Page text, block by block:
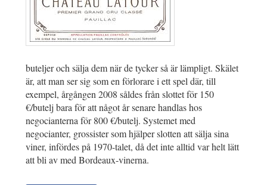
buteljer och sälja dem när de tycker så är lämpligt. Skälet
är, att man ser sig som en förlorare i ett spel där, till
exempel, årgången 2008 såldes från slottet för 150
€/butelj bara för att något år senare handlas hos
negocianterna för 800 €/butelj. Systemet med
negocianter, grossister som hjälper slotten att sälja sina
viner, infördes på 1970-talet, då det inte alltid var helt lätt
att bli av med Bordeaux-vinerna.